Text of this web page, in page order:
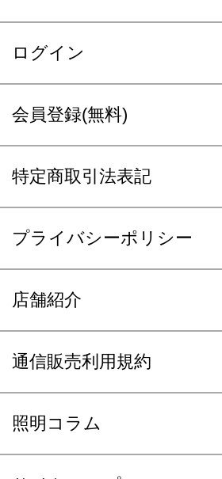
ログイン
会員登録(無料)
特定商取引法表記
プライバシーポリシー
店舗紹介
通信販売利用規約
照明コラム